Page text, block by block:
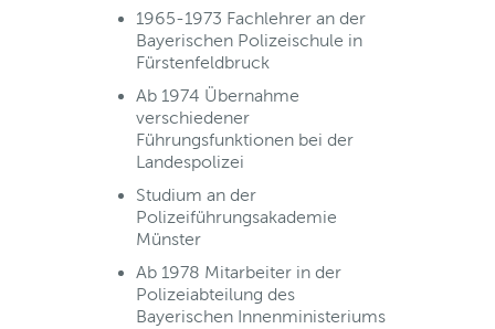
1965-1973 Fachlehrer an der
Bayerischen Polizeischule in
Fürstenfeldbruck
Ab 1974 Übernahme
verschiedener
Führungsfunktionen bei der
Landespolizei
Studium an der
Polizeiführungsakademie
Münster
Ab 1978 Mitarbeiter in der
Polizeiabteilung des
Bayerischen Innenministeriums